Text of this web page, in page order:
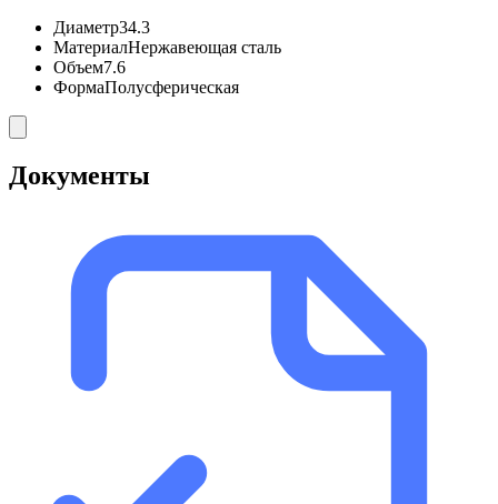
Диаметр34.3
МатериалНержавеющая сталь
Объем7.6
ФормаПолусферическая
Документы